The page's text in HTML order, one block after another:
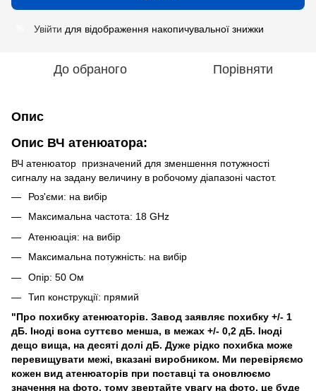
Увійти для відображення накопичувальної знижки
До обраного Порівняти
Опис
Опис ВЧ атенюатора:
ВЧ атенюатор призначений для зменшення потужності
сигналу на задану величину в робочому діапазоні частот.
Роз'єми: на вибір
Максимальна частота: 18 GHz
Атенюація: на вибір
Максимальна потужність: на вибір
Опір: 50 Ом
Тип конструкції: прямий
"Про похибку атенюаторів. Завод заявляє похибку +/- 1
дБ. Іноді вона суттєво менша, в межах +/- 0,2 дБ. Іноді
дещо вища, на десяті долі дБ. Дуже рідко похибка може
перевищувати межі, вказані виробником. Ми перевіряємо
кожен вид атенюаторів при поставці та оновлюємо
значення на фото, тому звертайте увагу на фото, це буде